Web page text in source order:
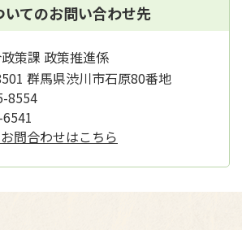
いてのお問い合わせ先
策課 政策推進係
群馬県渋川市石原80番地
8554
問合わせはこちら